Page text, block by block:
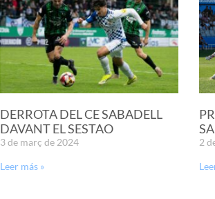
DERROTA DEL CE SABADELL
DAVANT EL SESTAO
3 de març de 2024
Leer más »
2